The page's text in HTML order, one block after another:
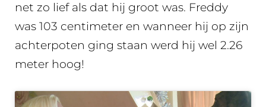
net zo lief als dat hij groot was. Freddy
was 103 centimeter en wanneer hij op zijn
achterpoten ging staan werd hij wel 2.26
meter hoog!